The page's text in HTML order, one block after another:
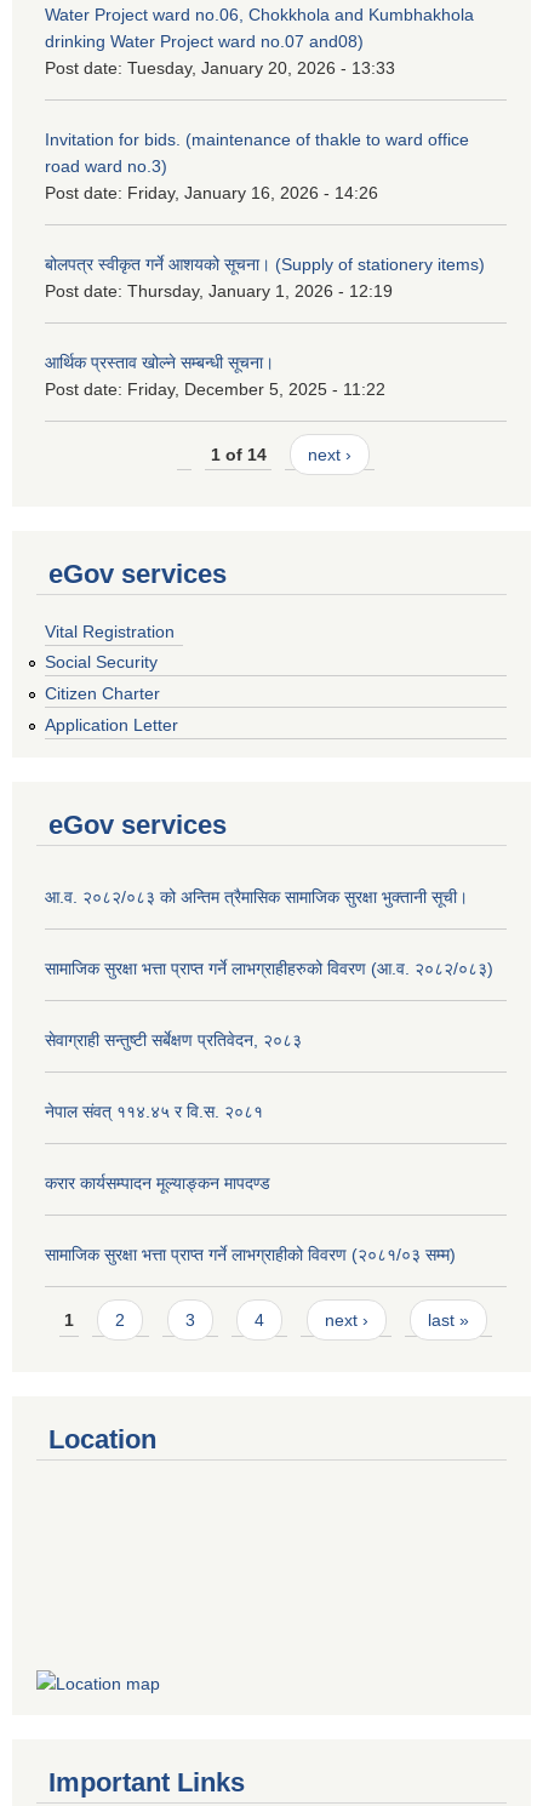
Water Project ward no.06, Chokkhola and Kumbhakhola
drinking Water Project ward no.07 and08)
Post date: Tuesday, January 20, 2026 - 13:33
Invitation for bids. (maintenance of thakle to ward office
road ward no.3)
Post date: Friday, January 16, 2026 - 14:26
बोलपत्र स्वीकृत गर्ने आशयको सूचना। (Supply of stationery items)
Post date: Thursday, January 1, 2026 - 12:19
आर्थिक प्रस्ताव खोल्ने सम्बन्धी सूचना।
Post date: Friday, December 5, 2025 - 11:22
1 of 14 next ›
eGov services
Vital Registration
Social Security
Citizen Charter
Application Letter
eGov services
आ.व. २०८२/०८३ को अन्तिम त्रैमासिक सामाजिक सुरक्षा भुक्तानी सूची।
सामाजिक सुरक्षा भत्ता प्राप्त गर्ने लाभग्राहीहरुको विवरण (आ.व. २०८२/०८३)
सेवाग्राही सन्तुष्टी सर्बेक्षण प्रतिवेदन, २०८३
नेपाल संवत् ११४.४५ र वि.स. २०८१
करार कार्यसम्पादन मूल्याङ्कन मापदण्ड
सामाजिक सुरक्षा भत्ता प्राप्त गर्ने लाभग्राहीको विवरण (२०८१/०३ सम्म)
Pages
1 2 3 4 next › last »
Location
Important Links